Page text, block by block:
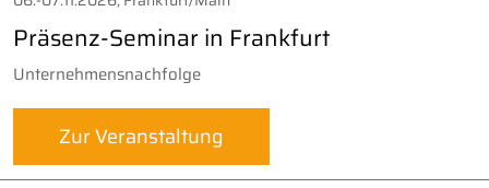
Präsenz-Seminar in Frankfurt
Unternehmensnachfolge
Zur Veranstaltung